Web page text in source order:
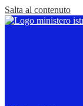
Salta al contenuto